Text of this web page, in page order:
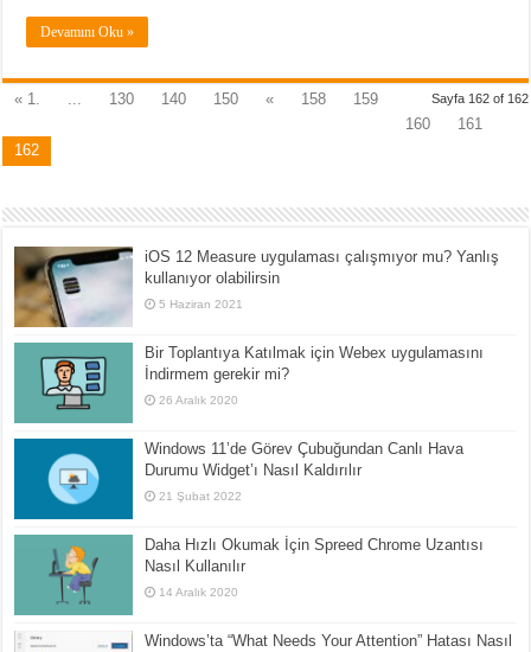
Devamını Oku »
Sayfa 162 of 162
« 1. 130 140 150 « 158
159
160
161
162
iOS 12 Measure uygulaması çalışmıyor mu? Yanlış
kullanıyor olabilirsin
5 Haziran 2021
Bir Toplantıya Katılmak için Webex uygulamasını
İndirmem gerekir mi?
26 Aralık 2020
Windows 11’de Görev Çubuğundan Canlı Hava
Durumu Widget’ı Nasıl Kaldırılır
21 Şubat 2022
Daha Hızlı Okumak İçin Spreed Chrome Uzantısı
Nasıl Kullanılır
14 Aralık 2020
Windows’ta “What Needs Your Attention” Hatası Nasıl